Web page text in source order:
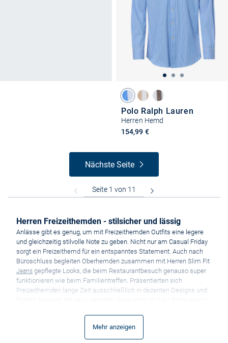
Polo Ralph Lauren
Herren Hemd
154,99 €
Nächste Seite
Herren Freizeithemden - stilsicher und lässig
Anlässe gibt es genug, um mit Freizeithemden Outfits eine legere
und gleichzeitig stilvolle Note zu geben. Nicht nur am Casual Friday
sorgt ein Freizeithemd für ein entspanntes Statement. Auch nach
Büroschluss begleiten Oberhemden zusammen mit Herren Slim Fit
Jeans gepflegte Looks, die beim Restaurantbesuch genauso super
funktionieren wie beim Familientreffen. Präsentierten sich
Freizeithemden lange Zeit ausschließlich in dezenten Designs und
Optiken, die Designer haben das Freizeithemd neu interpretiert zum
Bei VAN GRAAF finden Sie deshalb eine Riesenauswahl an Hemden
Mehr anzeigen